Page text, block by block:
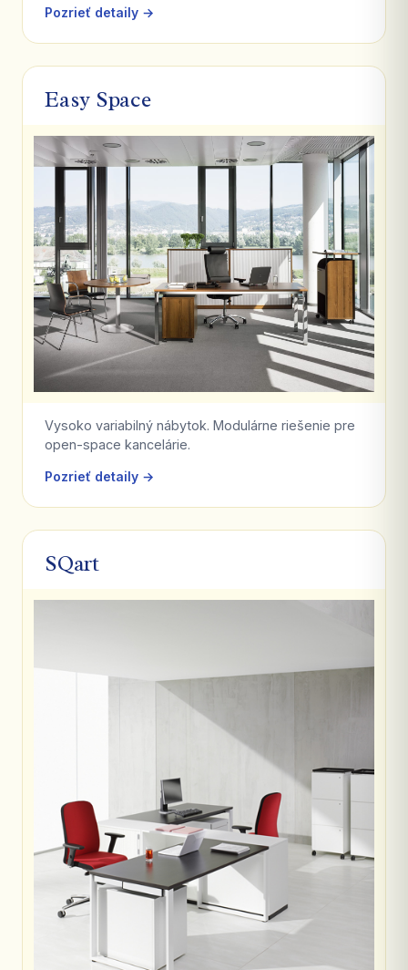
Pozrieť detaily →
Easy Space
Vysoko variabilný nábytok. Modulárne riešenie pre
open-space kancelárie.
Pozrieť detaily →
SQart